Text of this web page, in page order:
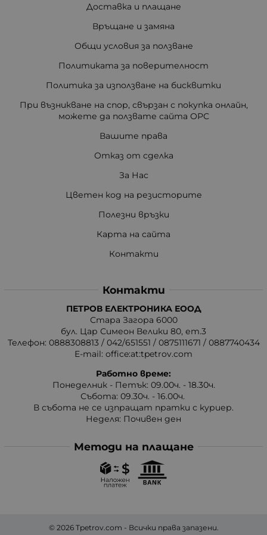
Доставка и плащане
Връщане и замяна
Общи условия за ползване
Политиката за поверителност
Политика за използване на бисквитки
При възникване на спор, свързан с покупка онлайн,
можете да ползвате сайта ОРС
Вашите права
Отказ от сделка
За Нас
Цветен код на резисторите
Полезни връзки
Карта на сайта
Контакти
Контакти
ПЕТРОВ ЕЛЕКТРОНИКА ЕООД
Стара Загора 6000
бул. Цар Симеон Велики 80, ет.3
Телефон: 0888308813 / 042/651551 / 0875111671 / 0887740434
E-mail: office:at:tpetrov.com
Работно време:
Понеделник - Петък: 09.00ч. - 18.30ч.
Събота: 09.30ч. - 16.00ч.
В събота не се изпращат пратки с куриер.
Неделя: Почивен ден
Методи на плащане
© 2026 Tpetrov.com - Всички права запазени.